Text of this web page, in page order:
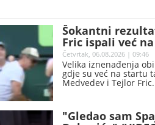
Šokantni
Fric ispali već
Četvrtak, 06.08.2026 | 09:46
Velika iznenađenja
gdje su već na startu
Medvedev i Tejlor Fric.
"Gledao sam